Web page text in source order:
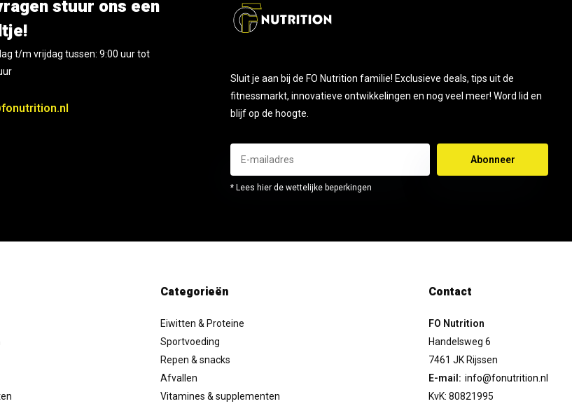
stuur ons een
t/m vrijdag tussen: 9:00 uur tot
Sluit je aan bij de FO Nutrition familie! Exclusieve deals, tips uit de
fitnessmarkt, innovatieve ontwikkelingen en nog veel meer! Word lid en
blijf op de hoogte.
Abonneer
* Lees hier de wettelijke beperkingen
Categorieën
Eiwitten & Proteine
Sportvoeding
Repen & snacks
Afvallen
Vitamines & supplementen
Contact
FO Nutrition
Handelsweg 6
7461 JK Rijssen
E-mail: info@fonutrition.nl
KvK: 80821995